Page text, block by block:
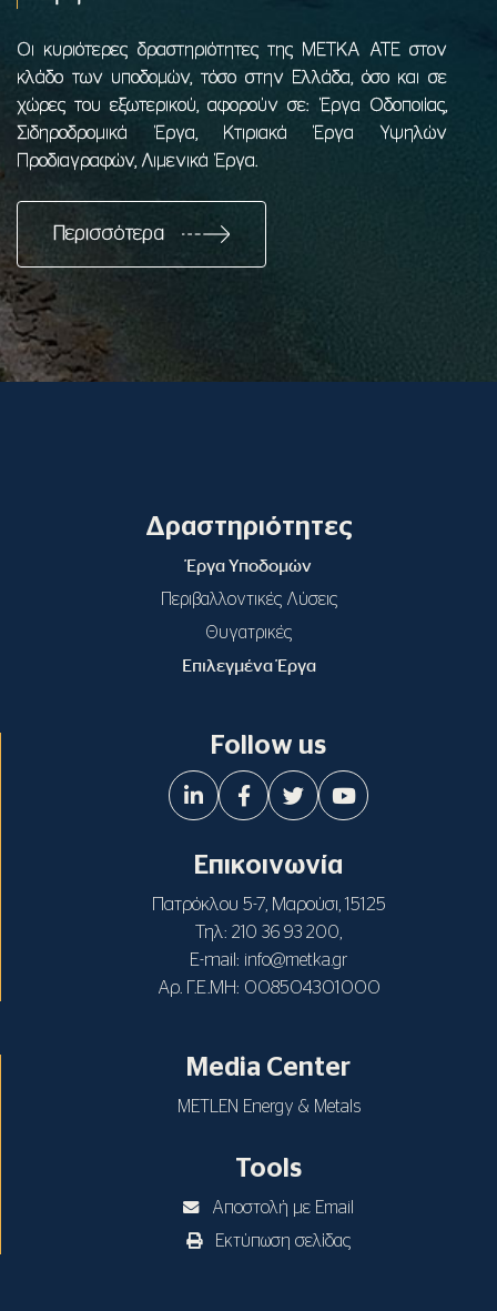
Οι κυριότερες δραστηριότητες της ΜΕΤΚΑ ΑΤΕ στον
κλάδο των υποδομών, τόσο στην Ελλάδα, όσο και σε
χώρες του εξωτερικού, αφορούν σε: Έργα Οδοποιίας,
Σιδηροδρομικά Έργα, Κτιριακά Έργα Υψηλών
Προδιαγραφών, Λιμενικά Έργα.
Περισσότερα
Δραστηριότητες
Έργα Υποδομών
Περιβαλλοντικές Λύσεις
Θυγατρικές
Επιλεγμένα Έργα
Follow us
Επικοινωνία
Πατρόκλου 5-7, Μαρούσι, 15125
Τηλ: 210 36 93 200
E-mail: info@metka.gr
Αρ. Γ.Ε.ΜΗ: 008504301000
Media Center
METLEN Energy & Metals
Tools
Αποστολή με Email
Εκτύπωση σελίδας